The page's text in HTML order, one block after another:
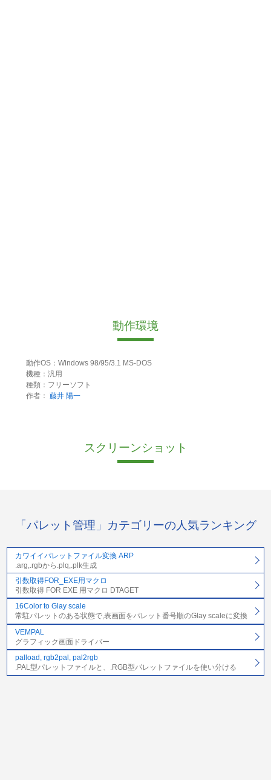
動作環境
動作OS：Windows 98/95/3.1 MS-DOS
機種：汎用
種類：フリーソフト
作者： 藤井 陽一
スクリーンショット
「パレット管理」カテゴリーの人気ランキング
カワイイパレットファイル変換 ARP
.arg,.rgbから.plq,.plk生成
引数取得FOR_EXE用マクロ
引数取得 FOR EXE 用マクロ DTAGET
16Color to Glay scale
常駐パレットのある状態で,表画面をパレット番号順のGlay scaleに変換
VEMPAL
グラフィック画面ドライバー
palload, rgb2pal, pal2rgb
.PAL型パレットファイルと、.RGB型パレットファイルを使い分ける